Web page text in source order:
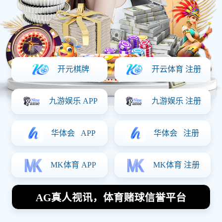
检测案例
资讯中心
关于我们
资讯中心
NEWS CENTER
电商质检报